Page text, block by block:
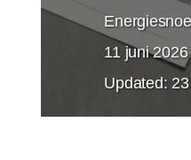
11 juni
Updated: